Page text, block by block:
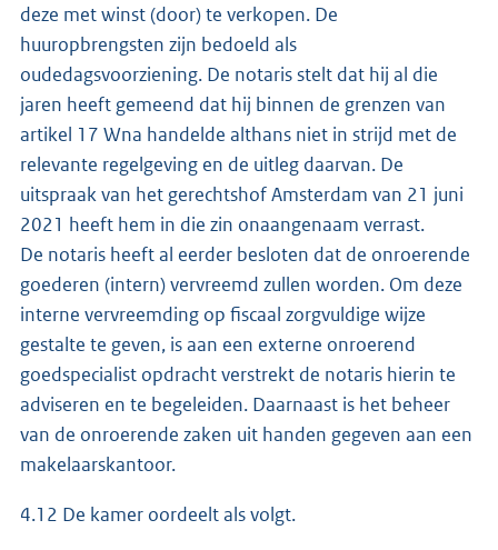
deze met winst (door) te verkopen. De
huuropbrengsten zijn bedoeld als
oudedagsvoorziening. De notaris stelt dat hij al die
jaren heeft gemeend dat hij binnen de grenzen van
artikel 17 Wna handelde althans niet in strijd met de
relevante regelgeving en de uitleg daarvan. De
uitspraak van het gerechtshof Amsterdam van 21 juni
2021 heeft hem in die zin onaangenaam verrast.
De notaris heeft al eerder besloten dat de onroerende
goederen (intern) vervreemd zullen worden. Om deze
interne vervreemding op fiscaal zorgvuldige wijze
gestalte te geven, is aan een externe onroerend
goedspecialist opdracht verstrekt de notaris hierin te
adviseren en te begeleiden. Daarnaast is het beheer
van de onroerende zaken uit handen gegeven aan een
makelaarskantoor.
4.12 De kamer oordeelt als volgt.